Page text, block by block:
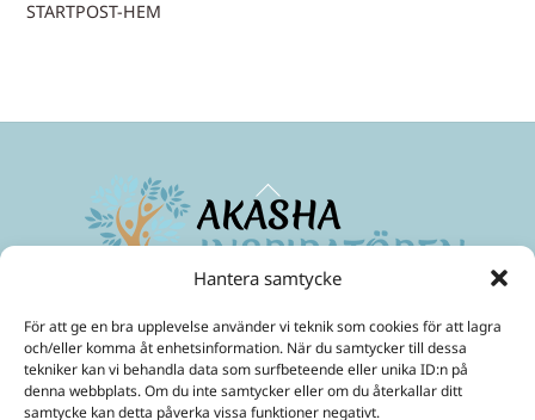
Hantera samtycke
För att ge en bra upplevelse använder vi teknik som cookies för att lagra
och/eller komma åt enhetsinformation. När du samtycker till dessa
tekniker kan vi behandla data som surfbeteende eller unika ID:n på
denna webbplats. Om du inte samtycker eller om du återkallar ditt
samtycke kan detta påverka vissa funktioner negativt.
STARTPOST-HEM
To
Top
Maximera ditt medvetande
Mobil:070-299 33 31
E-Post:ulrika@akashainspiratoren.se
SOCIALA MEDIER